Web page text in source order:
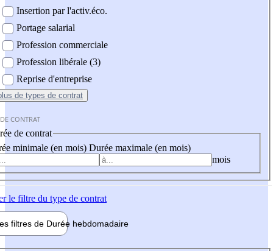
Insertion par l'activ.éco.
Portage salarial
Profession commerciale
Profession libérale (3)
Reprise d'entreprise
de types de contrat
CONTRAT
de contrat
minimale (en mois) Durée maximale (en mois)
mois
le filtre du type de contrat
filtres de Durée hebdomadaire